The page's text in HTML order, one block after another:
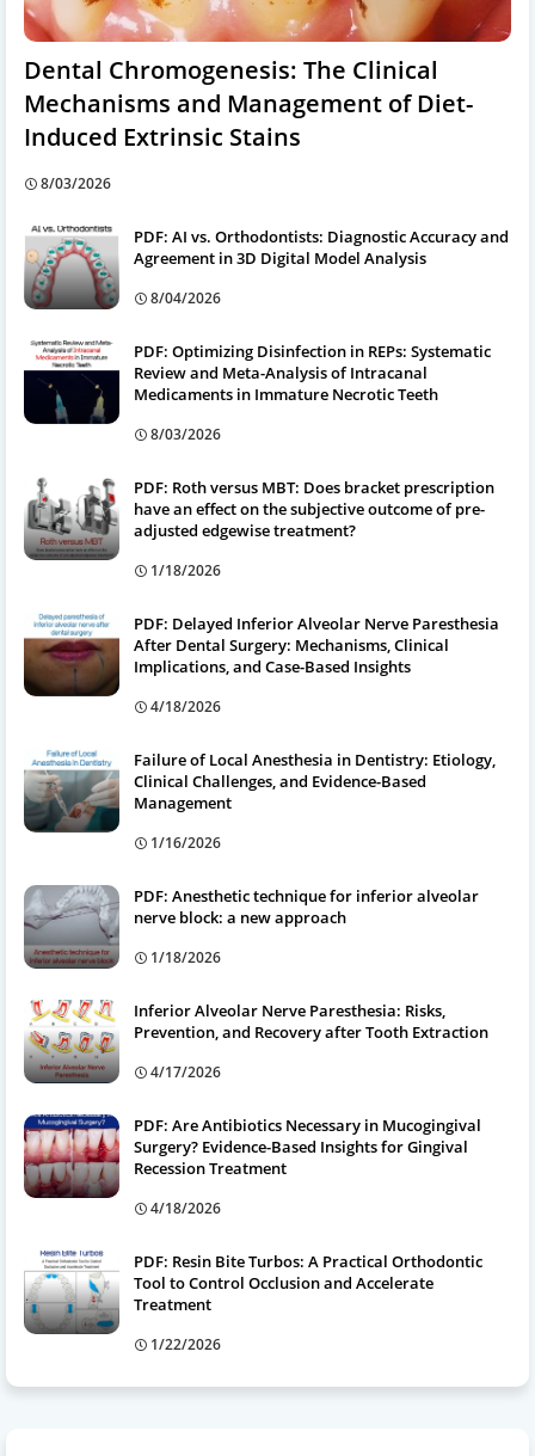
Dental Chromogenesis: The Clinical
Mechanisms and Management of Diet-
Induced Extrinsic Stains
8/03/2026
PDF: AI vs. Orthodontists: Diagnostic Accuracy and
Agreement in 3D Digital Model Analysis
8/04/2026
PDF: Optimizing Disinfection in REPs: Systematic
Review and Meta-Analysis of Intracanal
Medicaments in Immature Necrotic Teeth
8/03/2026
PDF: Roth versus MBT: Does bracket prescription
have an effect on the subjective outcome of pre-
adjusted edgewise treatment?
1/18/2026
PDF: Delayed Inferior Alveolar Nerve Paresthesia
After Dental Surgery: Mechanisms, Clinical
Implications, and Case-Based Insights
4/18/2026
Failure of Local Anesthesia in Dentistry: Etiology,
Clinical Challenges, and Evidence-Based
Management
1/16/2026
PDF: Anesthetic technique for inferior alveolar
nerve block: a new approach
1/18/2026
Inferior Alveolar Nerve Paresthesia: Risks,
Prevention, and Recovery after Tooth Extraction
4/17/2026
PDF: Are Antibiotics Necessary in Mucogingival
Surgery? Evidence-Based Insights for Gingival
Recession Treatment
4/18/2026
PDF: Resin Bite Turbos: A Practical Orthodontic
Tool to Control Occlusion and Accelerate
Treatment
1/22/2026